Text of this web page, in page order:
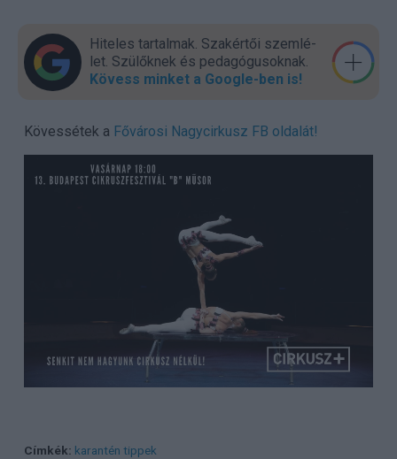
Hiteles tartalmak. Szakér­tői szem­lé­
let. Szülők­nek és pedagógu­sok­nak.
Kövess minket a Google-ben is!
Kövessétek a Fővárosi Nagycirkusz FB oldalát!
Címkék: karantén tippek